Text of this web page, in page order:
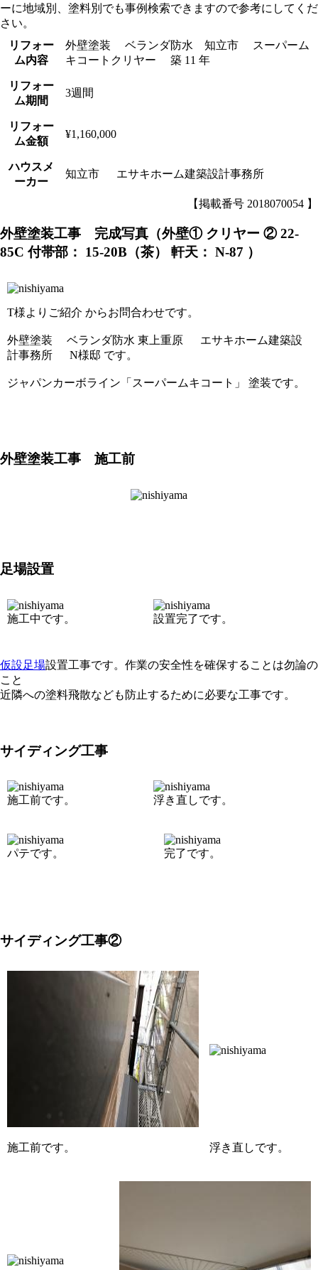
ーに地域別、塗料別でも事例検索できますので参考にしてくだ
さい。
リフォー
ム内容
外壁塗装 ベランダ防水 知立市 スーパーム
キコートクリヤー 築 11 年
リフォー
ム期間
3週間
リフォー
ム金額
¥1,160,000
ハウスメ
ーカー
知立市 エサキホーム建築設計事務所
【掲載番号 2018070054 】
外壁塗装工事 完成写真（外壁① クリヤー ② 22-
85C 付帯部： 15-20B（茶） 軒天： N-87 ）
T様よりご紹介 からお問合わせです。
外壁塗装 ベランダ防水 東上重原 エサキホーム建築設
計事務所 N様邸 です。
ジャパンカーボライン「スーパームキコート」 塗装です。
外壁塗装工事 施工前
足場設置
施工中です。 設置完了です。
仮設足場設置工事です。作業の安全性を確保することは勿論の
こと
近隣への塗料飛散なども防止するために必要な工事です。
サイディング工事
施工前です。 浮き直しです。
パテです。 完了です。
サイディング工事②
施工前です。 浮き直しです。